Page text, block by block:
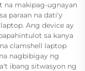
na makipag-ugnayan
paraan na dati'y
Ang device ay
sa kanya
clamshell laptop
nagbibigay ng
ibang sitwasyon ng